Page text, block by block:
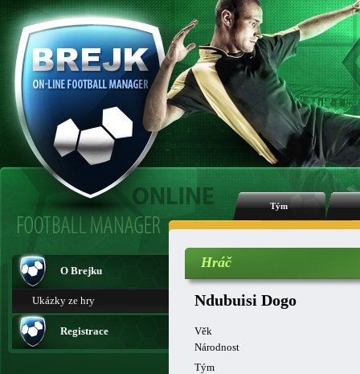
Tým
O Brejku
Ukázky ze hry
Registrace
Hráč
Ndubuisi Dogo
Věk
Národnost
Tým